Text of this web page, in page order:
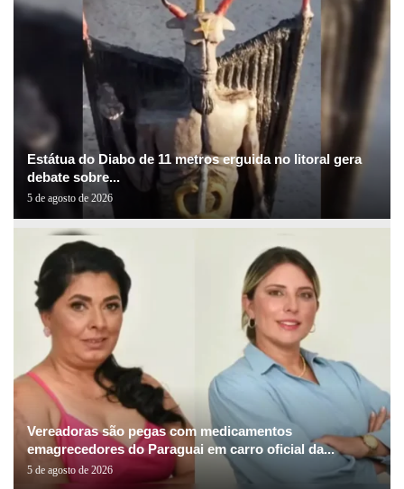
Estátua do Diabo de 11 metros erguida no litoral gera
debate sobre...
5 de agosto de 2026
Vereadoras são pegas com medicamentos
emagrecedores do Paraguai em carro oficial da...
5 de agosto de 2026